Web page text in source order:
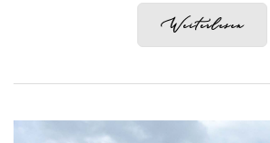
Weiterlesen